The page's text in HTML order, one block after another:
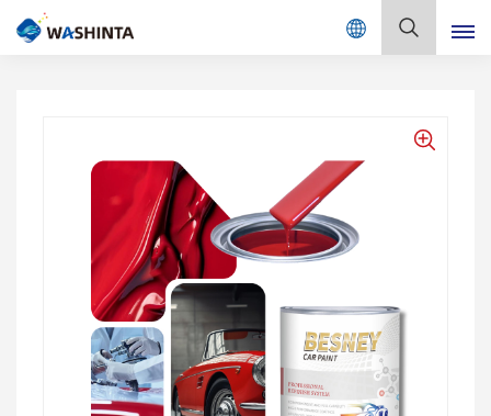
Mix Color Online
Français
Deutsch
Русский
Español
Português